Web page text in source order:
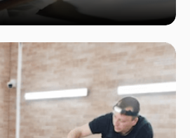
umfassen alle
hin zu Bussen. Wir sorgen
Installation und hohe
und Funktionalität
erhöhen.